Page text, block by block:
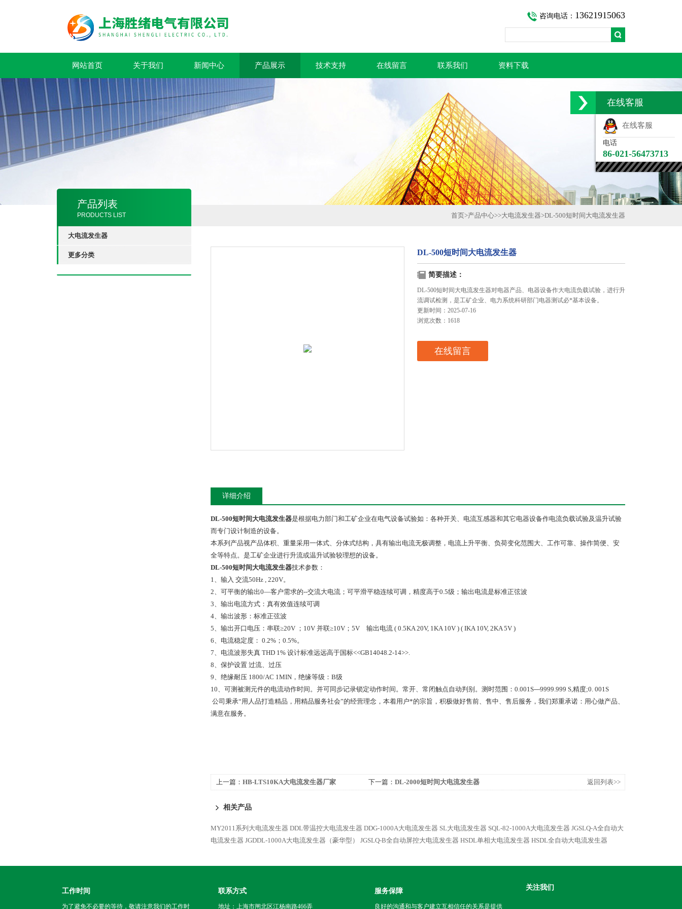
咨询电话： 13621915063
网站首页 关于我们 新闻中心 产品展示 技术支持 在线留言 联系我们 资料下载
产品列表
PRODUCTS LIST
大电流发生器
更多分类
首页>产品中心>>大电流发生器>DL-500短时间大电流发生器
DL-500短时间大电流发生器
简要描述：
DL-500短时间大电流发生器对电器产品、电器设备作大电流负载试验，进行升
流调试检测，是工矿企业、电力系统科研部门电器测试必*基本设备。
更新时间：2025-07-16
浏览次数：1618
在线留言
详细介绍
DL-500短时间大电流发生器是根据电力部门和工矿企业在电气设备试验如：各种开关、电流互感器和其它电器设备作电流负载试验及温升试验
而专门设计制造的设备。
本系列产品视产品体积、重量采用一体式、分体式结构，具有输出电流无极调整，电流上升平衡、负荷变化范围大、工作可靠、操作简便、安
全等特点。是工矿企业进行升流或温升试验较理想的设备。
DL-500短时间大电流发生器技术参数：
1、输入 交流50Hz , 220V。
2、可平衡的输出0—客户需求的--交流大电流；可平滑平稳连续可调，精度高于0.5级；输出电流是标准正弦波
3、输出电流方式：真有效值连续可调
4、输出波形：标准正弦波
5、输出开口电压：串联≥20V ；10V 并联≥10V；5V 输出电流 ( 0.5KA 20V, 1KA 10V ) ( IKA 10V, 2KA 5V )
6、电流稳定度： 0.2%；0.5%。
7、电流波形失真 THD 1% 设计标准远远高于国标<<GB14048.2-14>>.
8、保护设置 过流、过压
9、绝缘耐压 1800/AC 1MIN，绝缘等级：B级
10、可测被测元件的电流动作时间。并可同步记录锁定动作时间。常开、常闭触点自动判别。测时范围：0.001S---9999.999 S,精度;0. 001S
公司秉承“用人品打造精品，用精品服务社会”的经营理念，本着用户*的宗旨，积极做好售前、售中、售后服务，我们郑重承诺：用心做产品、
满意在服务。
上一篇： HB-LTS10KA大电流发生器厂家 下一篇： DL-2000短时间大电流发生器 返回列表>>
相关产品
MY2011系列大电流发生器 DDL带温控大电流发生器 DDG-1000A大电流发生器 SL大电流发生器 SQL-82-1000A大电流发生器 JGSLQ-A全自动大
电流发生器 JGDDL-1000A大电流发生器（豪华型） JGSLQ-B全自动屏控大电流发生器 HSDL单相大电流发生器 HSDL全自动大电流发生器
工作时间
为了避免不必要的等待，敬请注意我们的工作时
联系方式
地址：上海市闸北区江杨南路466弄
服务保障
良好的沟通和与客户建立互相信任的关系是提供
关注我们
在线客服
在线客服
电话
86-021-56473713